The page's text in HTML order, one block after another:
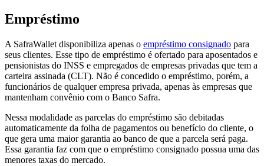
Empréstimo
A SafraWallet disponibiliza apenas o empréstimo consignado para
seus clientes. Esse tipo de empréstimo é ofertado para aposentados e
pensionistas do INSS e empregados de empresas privadas que tem a
carteira assinada (CLT). Não é concedido o empréstimo, porém, a
funcionários de qualquer empresa privada, apenas às empresas que
mantenham convênio com o Banco Safra.
Nessa modalidade as parcelas do empréstimo são debitadas
automaticamente da folha de pagamentos ou benefício do cliente, o
que gera uma maior garantia ao banco de que a parcela será paga.
Essa garantia faz com que o empréstimo consignado possua uma das
menores taxas do mercado.